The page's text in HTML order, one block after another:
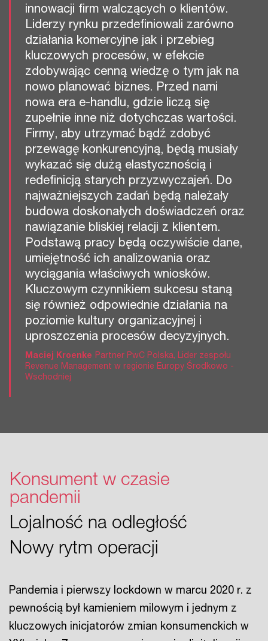
innowacji firm walczących o klientów.
Liderzy rynku przedefiniowali zarówno
działania komercyjne jak i przebieg
kluczowych procesów, w efekcie
zdobywając cenną wiedzę o tym jak na
nowo planować biznes. Przed nami
nowa era e-handlu, gdzie liczą się
zupełnie inne niż dotychczas wartości.
Firmy, aby utrzymać bądź zdobyć
przewagę konkurencyjną, będą musiały
wykazać się dużą elastycznością i
redefinicją starych przyzwyczajeń. Do
najważniejszych zadań będą należały
budowa doskonałych doświadczeń oraz
nawiązanie bliskiej relacji z klientem.
Podstawą pracy będą oczywiście dane,
umiejętność ich analizowania oraz
wyciągania właściwych wniosków.
Kluczowym czynnikiem sukcesu staną
się również odpowiednie działania na
poziomie kultury organizacyjnej i
uproszczenia procesów decyzyjnych.
Maciej Kroenke Partner PwC Polska, Lider zespołu
Revenue Management w regionie Europy Środkowo -
Wschodniej
Konsument w czasie
pandemii
Lojalność na odległość
Nowy rytm operacji
Pandemia i pierwszy lockdown w marcu 2020 r. z
pewnością był kamieniem milowym i jednym z
kluczowych inicjatorów zmian konsumenckich w